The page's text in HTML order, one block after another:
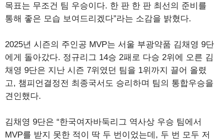
목표는 무조건 팀 우승이다. 한 판 한 판 최선의 준비를
통해 좋은 모습 보여드리겠다”라는 소감을 밝혔다.
2025년 시즌의 주인공 MVP는 서울 부광약품 김채영 9단
에게 돌아갔다. 정규리그 14승 2패로 다승 2위에 오른 김
채영 9단은 지난 시즌 7위였던 팀을 1위까지 끌어 올렸
고, 챔피언결정전 최종국서도 승리하며 팀의 통합우승을
견인했다.
김채영 9단은 “한국여자바둑리그 역사상 우승 팀에서
MVP를 받지 못한 적이 딱 두 번이었는데, 두 번 모두 저